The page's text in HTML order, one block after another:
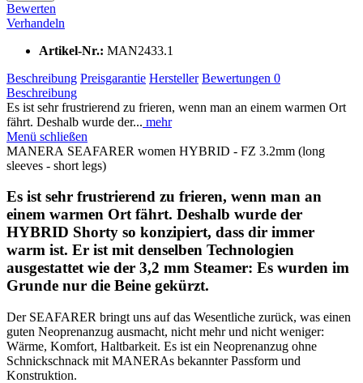
Bewerten
Verhandeln
Artikel-Nr.: MAN2433.1
Beschreibung Preisgarantie Hersteller Bewertungen 0
Beschreibung
Es ist sehr frustrierend zu frieren, wenn man an einem warmen Ort
fährt. Deshalb wurde der... mehr
Menü schließen
MANERA SEAFARER women HYBRID - FZ 3.2mm (long
sleeves - short legs)
Es ist sehr frustrierend zu frieren, wenn man an
einem warmen Ort fährt. Deshalb wurde der
HYBRID Shorty so konzipiert, dass dir immer
warm ist. Er ist mit denselben Technologien
ausgestattet wie der 3,2 mm Steamer: Es wurden im
Grunde nur die Beine gekürzt.
Der SEAFARER bringt uns auf das Wesentliche zurück, was einen
guten Neoprenanzug ausmacht, nicht mehr und nicht weniger:
Wärme, Komfort, Haltbarkeit. Es ist ein Neoprenanzug ohne
Schnickschnack mit MANERAs bekannter Passform und
Konstruktion.